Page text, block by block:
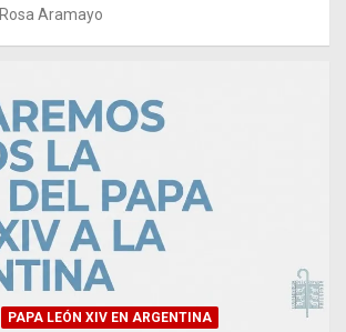
Rosa Aramayo
PAPA LEÓN XIV EN ARGENTINA